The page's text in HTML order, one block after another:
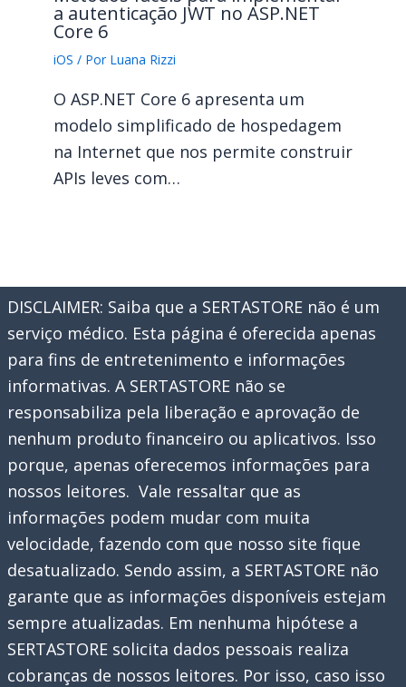
a autenticação JWT no ASP.NET
Core 6
iOS / Por Luana Rizzi
O ASP.NET Core 6 apresenta um
modelo simplificado de hospedagem
na Internet que nos permite construir
APIs leves com…
DISCLAIMER: Saiba que a SERTASTORE não é um
serviço médico. Esta página é oferecida apenas
para fins de entretenimento e informações
informativas. A SERTASTORE não se
responsabiliza pela liberação e aprovação de
nenhum produto financeiro ou aplicativos. Isso
porque, apenas oferecemos informações para
nossos leitores. Vale ressaltar que as
informações podem mudar com muita
velocidade, fazendo com que nosso site fique
desatualizado. Sendo assim, a SERTASTORE não
garante que as informações disponíveis estejam
sempre atualizadas. Em nenhuma hipótese a
SERTASTORE solicita dados pessoais realiza
cobranças de nossos leitores. Por isso, caso isso